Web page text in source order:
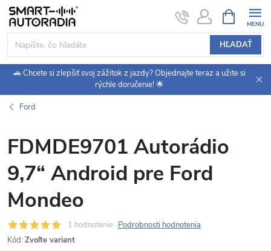
Prejsť
obsah
HĽADAŤ
KOŠÍK
🚗 Chcete si zlepšiť svoj zážitok z jazdy? Objednajte teraz a užite si
rýchle doručenie! 🌟
Ford
FDMDE9701 Autorádio
9,7“ Android pre Ford
Mondeo
1 hodnotenie Podrobnosti hodnotenia
Kód: Zvoľte variant